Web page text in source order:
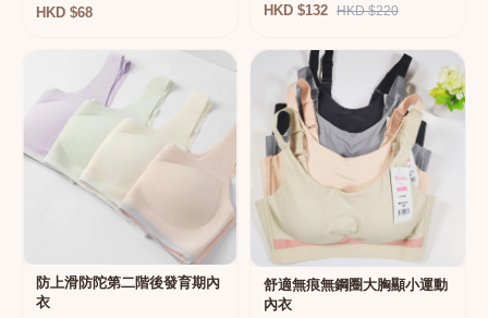
HKD $68 HKD $132 HKD $220
防上滑防陀第二階後發育期內
衣
舒適無痕無鋼圈大胸顯小運動
內衣